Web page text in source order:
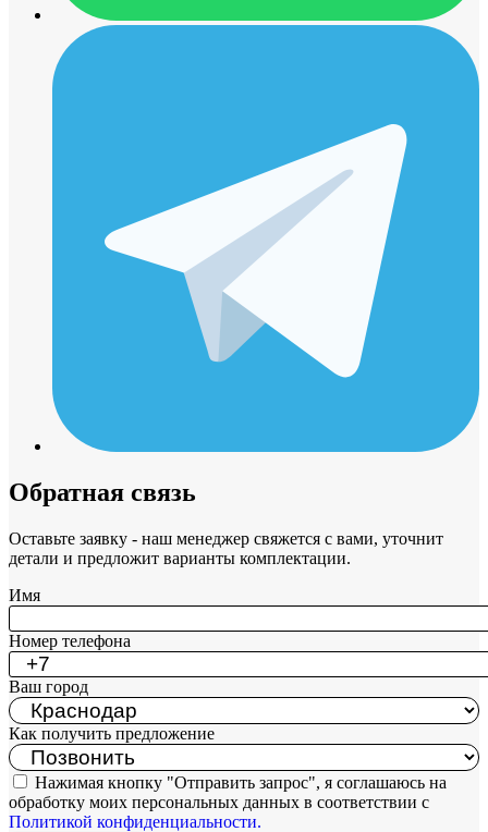
Обратная связь
Оставьте заявку - наш менеджер свяжется с вами, уточнит
детали и предложит варианты комплектации.
Имя
Номер телефона
Ваш город
Как получить предложение
Нажимая кнопку "Отправить запрос", я соглашаюсь на
обработку моих персональных данных в соответствии с
Политикой конфиденциальности.